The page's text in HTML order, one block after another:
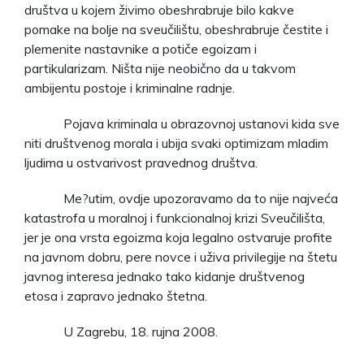
društva u kojem živimo obeshrabruje bilo kakve
pomake na bolje na sveučilištu, obeshrabruje čestite i
plemenite nastavnike a potiče egoizam i
partikularizam. Ništa nije neobično da u takvom
ambijentu postoje i kriminalne radnje.
Pojava kriminala u obrazovnoj ustanovi kida sve
niti društvenog morala i ubija svaki optimizam mladim
ljudima u ostvarivost pravednog društva.
Me?utim, ovdje upozoravamo da to nije najveća
katastrofa u moralnoj i funkcionalnoj krizi Sveučilišta,
jer je ona vrsta egoizma koja legalno ostvaruje profite
na javnom dobru, pere novce i uživa privilegije na štetu
javnog interesa jednako tako kidanje društvenog
etosa i zapravo jednako štetna.
U Zagrebu, 18. rujna 2008.